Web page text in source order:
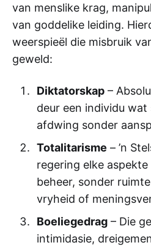
van menslike krag,
van goddelike leiding.
weerspieël die misbruik
geweld:
Diktatorskap–
deur een individu
afdwing sonder
Totalitarisme – ’n
regering elke
beheer, sonder
vryheid of
Boeliegedrag– Die
intimidasie,